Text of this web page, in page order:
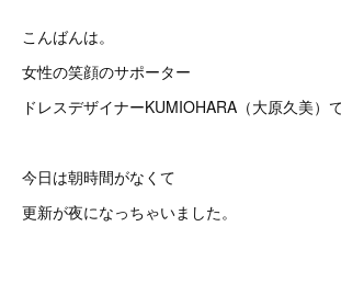
こんばんは。
女性の笑顔のサポーター
ドレスデザイナーKUMIOHARA（大原久美）で
今日は朝時間がなくて
更新が夜になっちゃいました。